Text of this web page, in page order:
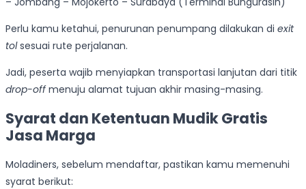
Perlu kamu ketahui, penurunan penumpang dilakukan di exit
tolsesuai rute perjalanan.
Jadi, peserta wajib menyiapkan transportasi lanjutan dari titik
drop-offmenuju alamat tujuan akhir masing-masing.
Syarat dan Ketentuan Mudik Gratis
Jasa Marga
Moladiners, sebelum mendaftar, pastikan kamu memenuhi
syarat berikut: